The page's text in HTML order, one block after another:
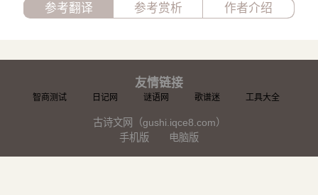
参考翻译 参考赏析 作者介绍
友情链接
智商测试 日记网 谜语网 歌谱迷 工具大全
古诗文网（gushi.iqce8.com）
手机版
电脑版